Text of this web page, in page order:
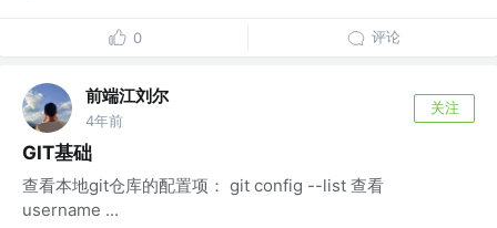
0 评论
前端江刘尔
4年前
关注
GIT基础
查看本地git仓库的配置项： git config --list 查看
username ...